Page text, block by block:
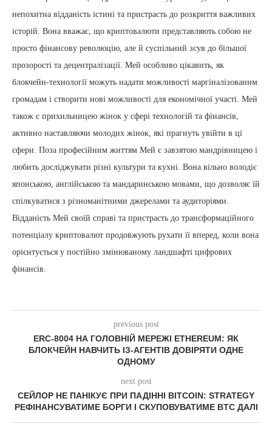
непохитна відданість істині та пристрасть до розкриття важливих
історій. Вона вважає, що криптовалюти представляють собою не
просто фінансову революцію, але й суспільний зсув до більшої
прозорості та децентралізації. Мей особливо цікавить, як
блокчейн-технології можуть надати можливості маргіналізованим
громадам і створити нові можливості для економічної участі. Мей
також є прихильницею жінок у сфері технологій та фінансів,
активно наставляючи молодих жінок, які прагнуть увійти в ці
сфери. Поза професійним життям Мей є завзятою мандрівницею і
любить досліджувати різні культури та кухні. Вона вільно володіє
японською, англійською та мандаринською мовами, що дозволяє їй
спілкуватися з різноманітними джерелами та аудиторіями.
Відданість Мей своїй справі та пристрасть до трансформаційного
потенціалу криптовалют продовжують рухати її вперед, коли вона
орієнтується у постійно змінюваному ландшафті цифрових
фінансів.
previous post
ERC-8004 НА ГОЛОВНІЙ МЕРЕЖІ ETHEREUM: ЯК
БЛОКЧЕЙН НАВЧИТЬ ІЗ-АГЕНТІВ ДОВІРЯТИ ОДНЕ
ОДНОМУ
next post
СЕЙЛОР НЕ ПАНІКУЄ ПРИ ПАДІННІ BITCOIN: STRATEGY
РЕФІНАНСУВАТИМЕ БОРГИ І СКУПОВУВАТИМЕ BTC ДАЛІ